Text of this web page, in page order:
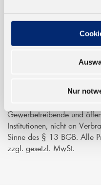
Nur
TRUSTED SHOP
Gewerbetreibende und
Institutionen, nicht an
Sinne des § 13 BGB. Alle
zzgl. gesetzl. MwSt.